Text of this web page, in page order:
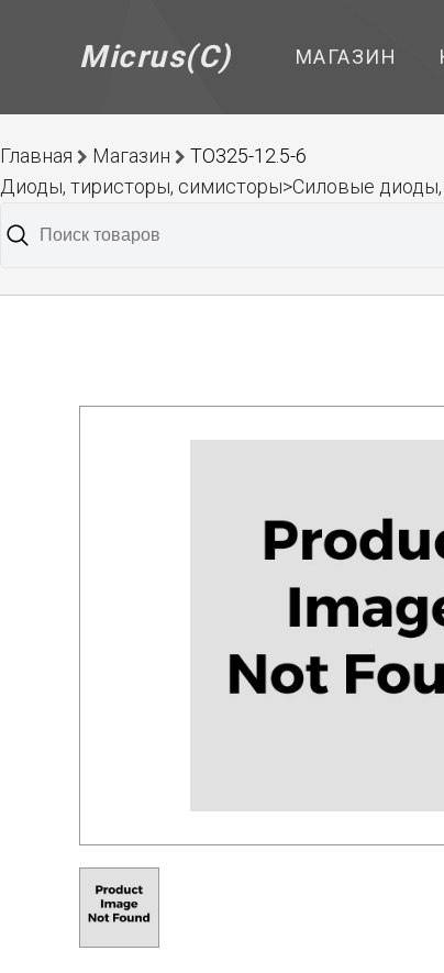
Micrus(C) МАГАЗИН
Главная Магазин
ТО325-12.5-6
Диоды, тиристоры, симисторы>Силовые